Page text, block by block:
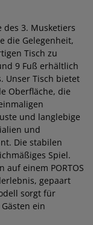
des 3. Musketiers
die Gelegenheit,
Tisch zu
9 Fuß erhältlich
Unser Tisch bietet
Oberfläche, die
und langlebige
und
Die stabilen
Spiel.
auf einem PORTOS
gepaart
sorgt für
ein